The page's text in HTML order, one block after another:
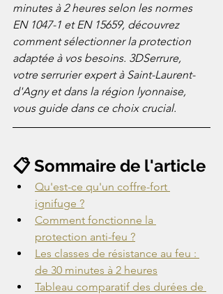
minutes à 2 heures selon les normes
EN 1047-1 et EN 15659, découvrez
comment sélectionner la protection
adaptée à vos besoins. 3DSerrure,
votre serrurier expert à Saint-Laurent-
d'Agny et dans la région lyonnaise,
vous guide dans ce choix crucial.
📋 Sommaire de l'article
Qu'est-ce qu'un coffre-fort
ignifuge ?
Comment fonctionne la
protection anti-feu ?
Les classes de résistance au feu :
de 30 minutes à 2 heures
Tableau comparatif des durées de